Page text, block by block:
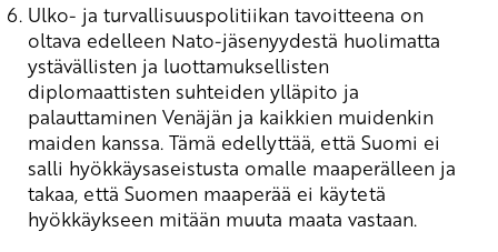
Ulko- ja turvallisuuspolitiikan tavoitteena on
oltava edelleen Nato-jäsenyydestä huolimatta
ystävällisten ja luottamuksellisten
diplomaattisten suhteiden ylläpito ja
palauttaminen Venäjän ja kaikkien muidenkin
maiden kanssa. Tämä edellyttää, että Suomi ei
salli hyökkäysaseistusta omalle maaperälleen ja
takaa, että Suomen maaperää ei käytetä
hyökkäykseen mitään muuta maata vastaan.